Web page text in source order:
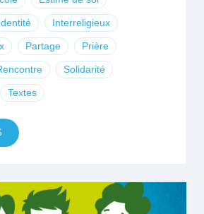
Interreligieux
Partage Prière
Solidarité
Textes